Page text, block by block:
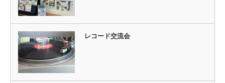
レコード交流会